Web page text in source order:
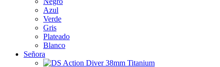
Azul
Verde
Gris
Plateado
Blanco
Señora